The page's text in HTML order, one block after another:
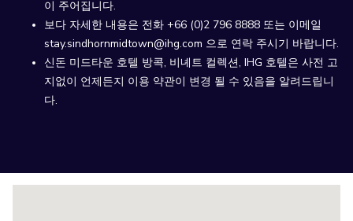
이 주어집니다.
보다 자세한 내용은 전화 +66 (0)2 796 8888 또는 이메일
stay.sindhornmidtown@ihg.com 으로 연락 주시기 바랍니다.
신돈 미드타운 호텔 방콕, 비녜트 컬렉션, IHG 호텔은 사전 고
지없이 언제든지 이용 약관이 변경 될 수 있음을 알려드립니
다.